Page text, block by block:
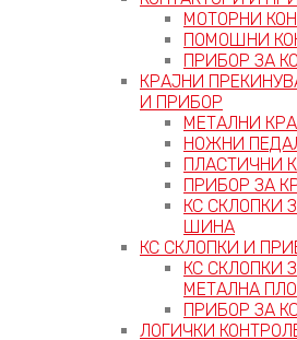
МОТОРНИ
ПОМОШНИ
ПРИБОР ЗА
КРАЈНИ
И ПРИБОР
МЕТАЛНИ
НОЖНИ
ПЛАСТИЧНИ
ПРИБОР ЗА
КС СКЛОПКИ
ШИНА
КС СКЛОПКИ И
КС СКЛОПКИ
МЕТАЛНА
ПРИБОР ЗА
ЛОГИЧКИ